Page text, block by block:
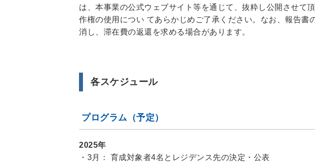
は、本事業の公式ウェブサイト等を通じて、抜粋し公開させて
作権の使用につい てあらかじめご了承ください。なお、報告
消し、滞在費の返還を求める場合があります。
各スケジュール
プログラム（予定）
2025年
・3月： 育成対象者4名とレジデンス先の決定・公表